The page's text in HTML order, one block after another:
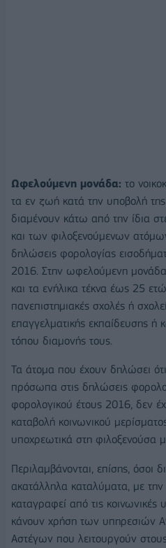
Ωφελούμενη μονάδα: το
τα εν ζωή κατά την υποβολή
διαμένουν κάτω από την ίδια
και των φιλοξενούμενων
δηλώσεις φορολογίας
2016. Στην ωφελούμενη μονάδα
και τα ενήλικα τέκνα έως 25
πανεπιστημιακές σχολές ή
επαγγελματικής εκπαίδευσης ή
τόπου διαμονής τους.
Τα άτομα που έχουν δηλώσει
πρόσωπα στις δηλώσεις
φορολογικού έτους 2016, δεν
καταβολή κοινωνικού
υποχρεωτικά στη φιλοξενούσα
Περιλαμβάνονται, επίσης, όσοι
ακατάλληλα καταλύματα, με
καταγραφεί από τις
κάνουν χρήση των υπηρεσιών
Αστέγων που λειτουργούν